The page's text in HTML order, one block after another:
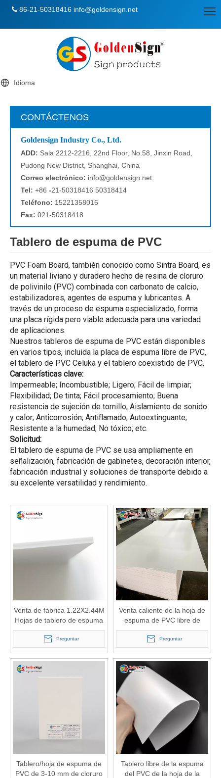
 86-21-50318416 info@goldensign.net
Idioma
CONTÁCTENOS
Goldensign Industry Co., Ltd.
ADD: Sala 2212-2216, 22nd Floor, No.58, Jinxin Road,
Pudong New District, Shanghai, China
Correo electrónico: info@goldensign.net
Tel: +86 -21-50318416 50318414
Teléfono: 15221358016
Fax: 021-50318418
Tablero de espuma de PVC
PVC Foam Board, también conocido como Sintra Board, es
un material liviano y duradero hecho de resina de cloruro
de polivinilo (PVC) combinada con carbonato de calcio,
estabilizadores, agentes de espuma y lubricantes. A
través de un proceso de espuma especializado, forma
una placa rígida pero viable adecuada para una variedad
de aplicaciones.
Nuestros tableros de espuma de PVC están disponibles
en varios tipos, incluida la placa de espuma libre de PVC,
el tablero de PVC Celuka y el tablero coexistido de PVC.
Características clave:
Impermeable; Incombustible; Ligero; Fácil de limpiar;
Flexibilidad; De tinta; Fácil procesamiento; Buena
resistencia de sujeción de tornillo; Aislamiento de sonido
y calor; Anticorrosión; Antiflamado; Autoextinguante;
Resistente a la humedad; No tóxico; etc.
Solicitud:
El tablero de espuma de PVC se usa ampliamente en
señalización, fabricación de gabinetes, decoración interior,
fabricación industrial y soluciones de transporte debido a
su excelente versatilidad y rendimiento.
Venta de fábrica 1.22X2.44M
Hojas de tablero de espuma
de PVC de color blanco
Preguntar
Venta caliente de la hoja de
espuma de PVC libre de
impresión/impresión UV Hoja
de PVC Sintra/impresión de
tablero de plástico
Preguntar
Tablero/hoja de espuma de
PVC de 3-10 mm de cloruro
Tablero libre de la espuma
del PVC de la hoja de la